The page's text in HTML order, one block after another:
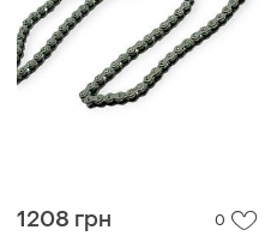
1208 грн 0